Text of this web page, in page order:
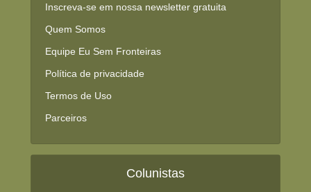
Inscreva-se em nossa newsletter gratuita
Quem Somos
Equipe Eu Sem Fronteiras
Política de privacidade
Termos de Uso
Parceiros
Colunistas